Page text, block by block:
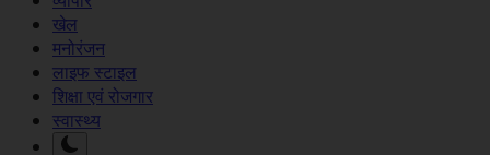
खेल
मनोरंजन
लाइफ स्टाइल
शिक्षा एवं रोजगार
स्वास्थ्य